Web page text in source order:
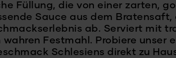
Füllung, die von einer zarten,
Sauce aus dem
ab. Serviert mit
wahren Festmahl. Probiere
Schlesiens direkt zu